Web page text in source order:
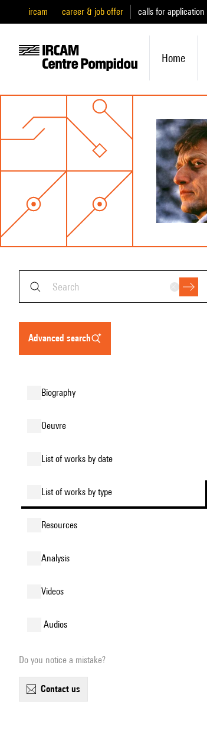
ircam career & job offer calls for application
Home
advanced search
biography
oeuvre
list of works by date
list of works by type
resources
analysis
videos
audios
Do you notice a mistake?
contact us